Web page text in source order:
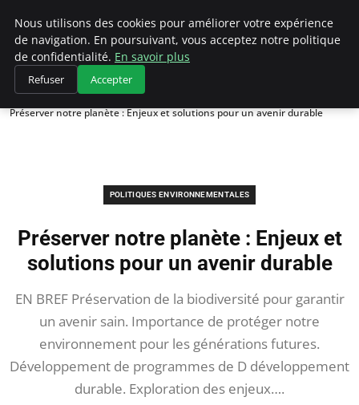
Climategatecountryclub.com
Accueil
Politiques environnementales
Préserver notre planète : Enjeux et solutions pour un avenir durable
POLITIQUES ENVIRONNEMENTALES
Préserver notre planète : Enjeux et
solutions pour un avenir durable
EN BREF Préservation de la biodiversité pour garantir
un avenir sain. Importance de protéger notre
environnement pour les générations futures.
Développement de programmes de D développement
durable. Exploration des enjeux….
Nous utilisons des cookies pour améliorer votre expérience
de navigation. En poursuivant, vous acceptez notre politique
de confidentialité. En savoir plus
Refuser Accepter